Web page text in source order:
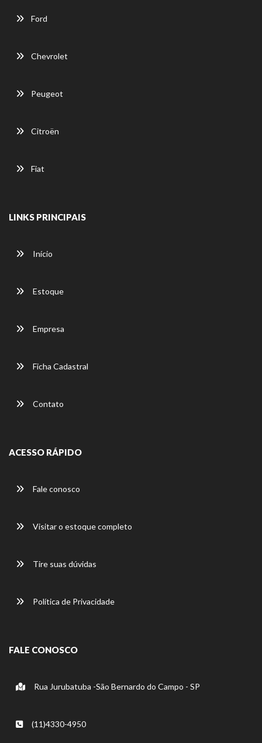
Ford
Chevrolet
Peugeot
Citroën
Fiat
LINKS PRINCIPAIS
Início
Estoque
Empresa
Ficha Cadastral
Contato
ACESSO RÁPIDO
Fale conosco
Visitar o estoque completo
Tire suas dúvidas
Política de Privacidade
FALE CONOSCO
Rua Jurubatuba -São Bernardo do Campo - SP
(11)4330-4950